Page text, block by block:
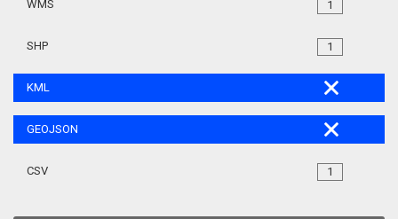
1
WMS
1
SHP
KML
GEOJSON
1
CSV